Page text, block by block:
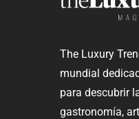
The Luxury
mundial
para descubrir
gastronomía,